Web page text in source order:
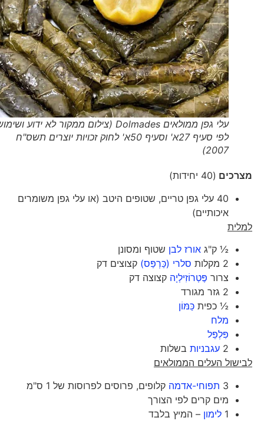
עלי גפן ממולאים Dolmades (צילום ממקור לא ידוע ושימוש
לפי סעיף 27א' וסעיף 50א' לחוק זכויות יוצרים תשס"ח
2007)
מצרכים(40 יחידות)
40 עלי גפן טריים, שטופים היטב (או עלי גפן משומרים
איכותיים)
למלית
½ ק"גאורז לבןשטוף ומסונן
2 מקלות
סלרי (כַּרְפַּס)קצוצים דק
צרורפֶּטְרוֹזִילְיָהקצוצה דק
2 גזר מגורד
½ כפיתכַּמּוֹן
מלח
פִּלְפֵּל
2
עגבניותבשלות
לבישול העלים הממולאים
3
תפוחי-אדמהקלופים, פרוסים לפרוסות של 1 ס"מ
מים קרים לפי הצורך
1
לימון– המיץ בלבד